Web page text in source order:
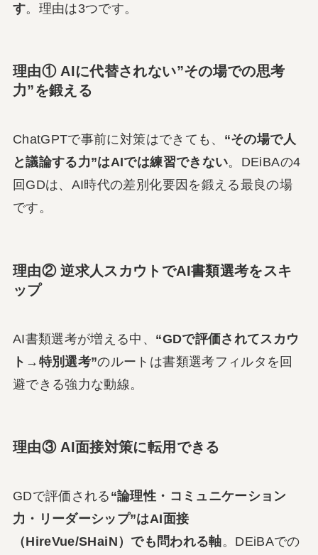
す。理由は3つです。
理由① AIに代替されない”その場での思考
力”を鍛える
ChatGPTで事前に対策はできても、 “その場で人
と議論する力”はAIでは練習できない。DEiBAの4
回GDは、AI時代の差別化要因を鍛える最良の場
です。
理由② 逆求人スカウトでAI書類選考をスキ
ップ
AI書類選考が増える中、 “GDで評価されてスカウ
ト→特別選考”のルートは書類選考フィルタを回
避できる強力な動線。
理由③ AI面接対策に転用できる
GDで評価される “論理性・コミュニケーション
力・リーダーシップ”はAI面接
（HireVue/SHaiN）でも問われる軸。DEiBAでの